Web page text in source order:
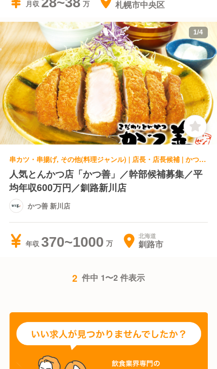
月収 札幌市中央区
1/4
串カツ・串揚げ, その他(料理ジャンル) | 店長・店長候補 | かつ善 新川店
人気とんかつ店「かつ善」／幹部候補募集／平
均年収600万円／釧路新川店
かつ善 新川店
年収 370~1000 北海道
釧路市
2 件中 1〜2 件表示